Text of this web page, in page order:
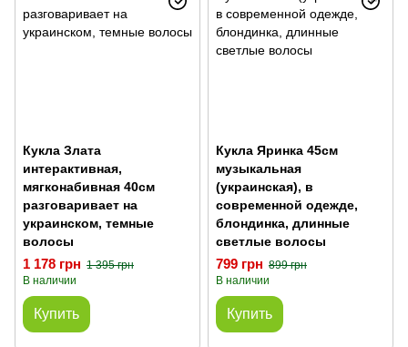
Кукла Злата
интерактивная,
мягконабивная 40см
разговаривает на
украинском, темные
волосы
1 178 грн 1 395 грн
В наличии
Купить
Кукла Яринка 45см
музыкальная
(украинская), в
современной одежде,
блондинка, длинные
светлые волосы
799 грн 899 грн
В наличии
Купить